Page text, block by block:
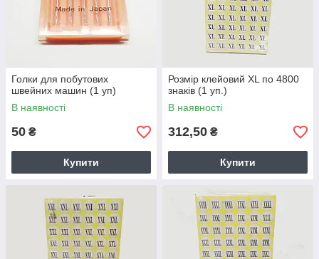
Голки для побутових
швейних машин (1 уп)
В наявності
50 ₴
Купити
Розмір клейовий XL по 4800
знаків (1 уп.)
В наявності
312,50 ₴
Купити